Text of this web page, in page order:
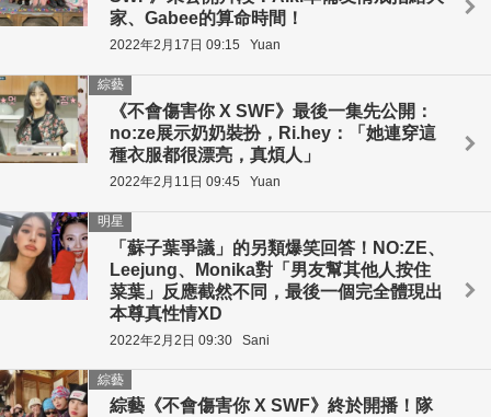
家、Gabee的算命時間！
2022年2月17日 09:15 Yuan
《不會傷害你 X SWF》最後一集先公開：
no:ze展示奶奶裝扮，Ri.hey：「她連穿這
種衣服都很漂亮，真煩人」
綜藝
2022年2月11日 09:45 Yuan
「蘇子葉爭議」的另類爆笑回答！NO:ZE、
Leejung、Monika對「男友幫其他人按住
菜葉」反應截然不同，最後一個完全體現出
本尊真性情XD
明星
2022年2月2日 09:30 Sani
綜藝《不會傷害你 X SWF》終於開播！隊
綜藝